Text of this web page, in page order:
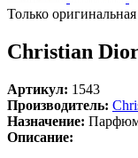
Только
Christian
Артикул: 1543
Производитель:
Назначение:
Описание: